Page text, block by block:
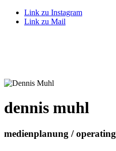
Link zu Instagram
Link zu Mail
dennis muhl
medienplanung / operating